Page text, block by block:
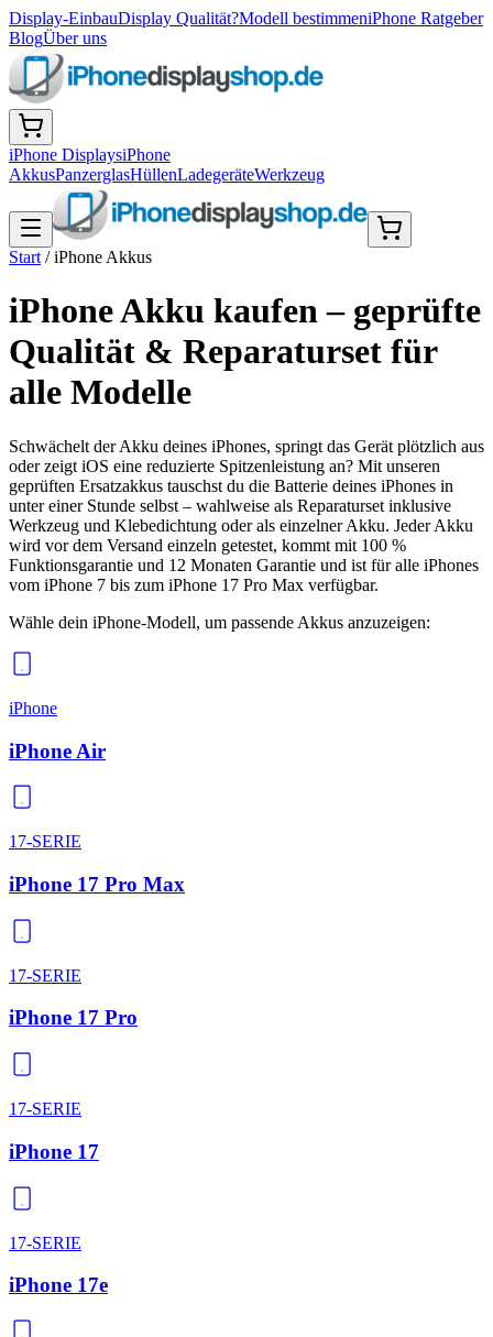
Display-EinbauDisplay Qualität?Modell bestimmeniPhone Ratgeber
BlogÜber uns
iPhone DisplaysiPhone
AkkusPanzerglasHüllenLadegeräteWerkzeug
Start /iPhone Akkus
iPhone Akku kaufen – geprüfte
Qualität & Reparaturset für
alle Modelle
Schwächelt der Akku deines iPhones, springt das Gerät plötzlich aus
oder zeigt iOS eine reduzierte Spitzenleistung an? Mit unseren
geprüften Ersatzakkus tauschst du die Batterie deines iPhones in
unter einer Stunde selbst – wahlweise als Reparaturset inklusive
Werkzeug und Klebedichtung oder als einzelner Akku. Jeder Akku
wird vor dem Versand einzeln getestet, kommt mit 100 %
Funktionsgarantie und 12 Monaten Garantie und ist für alle iPhones
vom iPhone 7 bis zum iPhone 17 Pro Max verfügbar.
Wähle dein iPhone-Modell, um passende Akkus anzuzeigen:
iPhone
iPhone Air
17-SERIE
iPhone 17 Pro Max
17-SERIE
iPhone 17 Pro
17-SERIE
iPhone 17
17-SERIE
iPhone 17e